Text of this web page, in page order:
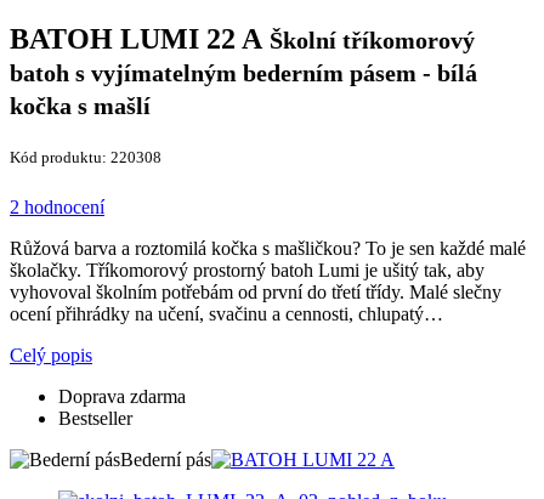
BATOH LUMI 22 A Školní tříkomorový
batoh s vyjímatelným bederním pásem - bílá
kočka s mašlí
Kód produktu: 220308
2 hodnocení
Růžová barva a roztomilá kočka s mašličkou? To je sen každé malé
školačky. Tříkomorový prostorný batoh Lumi je ušitý tak, aby
vyhovoval školním potřebám od první do třetí třídy. Malé slečny
ocení přihrádky na učení, svačinu a cennosti, chlupatý…
Celý popis
Doprava zdarma
Bestseller
Bederní pás